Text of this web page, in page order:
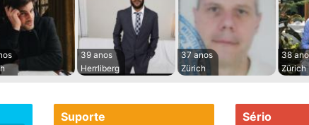
39 anos
Herrliberg
37 anos
Zürich
38
Zürich
Suporte Sério